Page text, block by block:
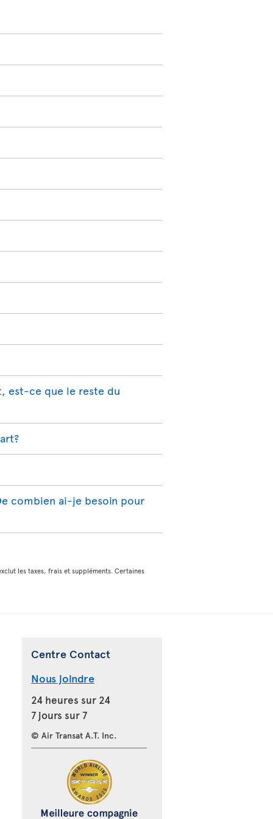
est-ce que le reste du
combien ai-je besoin pour
les taxes, frais et suppléments. Certaines
Centre Contact
Nous joindre
24 heures sur 24
7 jours sur 7
© Air Transat A.T. Inc.